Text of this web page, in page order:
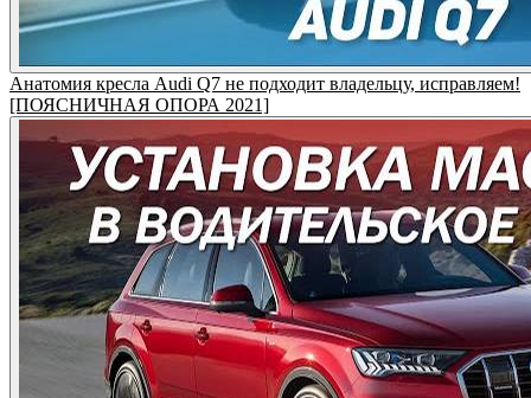
Анатомия кресла Audi Q7 не подходит владельцу, исправляем!
[ПОЯСНИЧНАЯ ОПОРА 2021]